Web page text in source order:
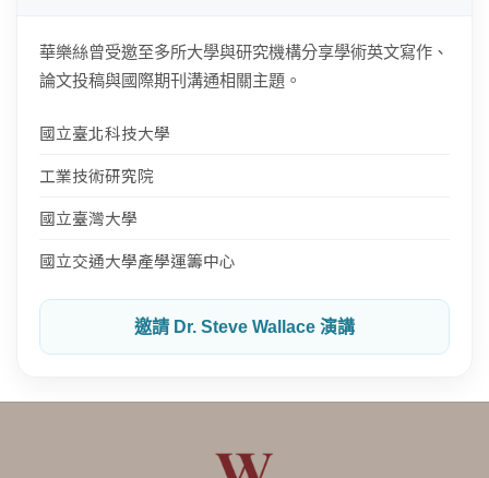
華樂絲曾受邀至多所大學與研究機構分享學術英文寫作、
論文投稿與國際期刊溝通相關主題。
國立臺北科技大學
工業技術研究院
國立臺灣大學
國立交通大學產學運籌中心
邀請 Dr. Steve Wallace 演講